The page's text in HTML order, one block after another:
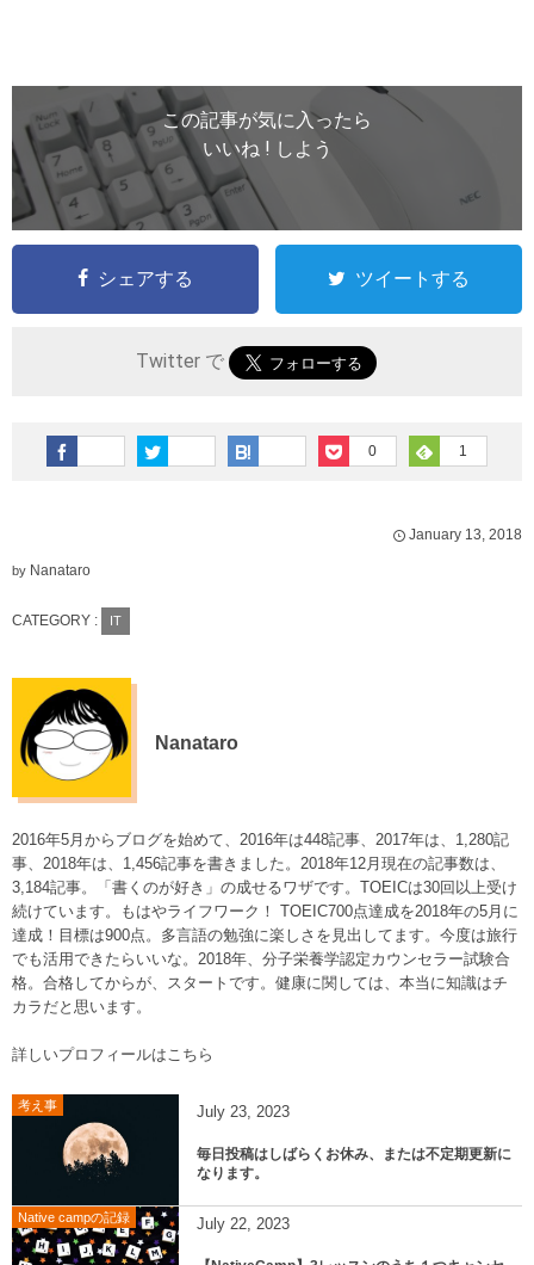
この記事が気に入ったら
いいね ! しよう
シェアする ツイートする
Twitter で
0 1
January 13, 2018
by Nanataro
CATEGORY : IT
Nanataro
2016年5月からブログを始めて、2016年は448記事、2017年は、1,280記
事、2018年は、1,456記事を書きました。2018年12月現在の記事数は、
3,184記事。「書くのが好き」の成せるワザです。TOEICは30回以上受け
続けています。もはやライフワーク！ TOEIC700点達成を2018年の5月に
達成！目標は900点。多言語の勉強に楽しさを見出してます。今度は旅行
でも活用できたらいいな。2018年、分子栄養学認定カウンセラー試験合
格。合格してからが、スタートです。健康に関しては、本当に知識はチ
カラだと思います。
詳しいプロフィールはこちら
考え事 July 23, 2023
毎日投稿はしばらくお休み、または不定期更新に
なります。
Native campの記録 July 22, 2023